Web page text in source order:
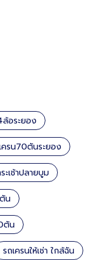
อระยอง
ครน70ตันระยอง
ะเช้าปลายบูม
น
ตัน
รถเครนให้เช่า ใกล้ฉัน